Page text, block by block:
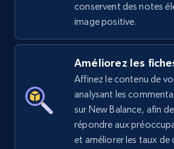
Amazon sellers info
Seller id, URL, Seller name,
info, Stars, Feedbacks, Return
378+
conservent des notes
image positive.
Améliorez les
Affinez le contenu de
analysant les
sur New Balance, afin
répondre aux
et améliorer les taux de